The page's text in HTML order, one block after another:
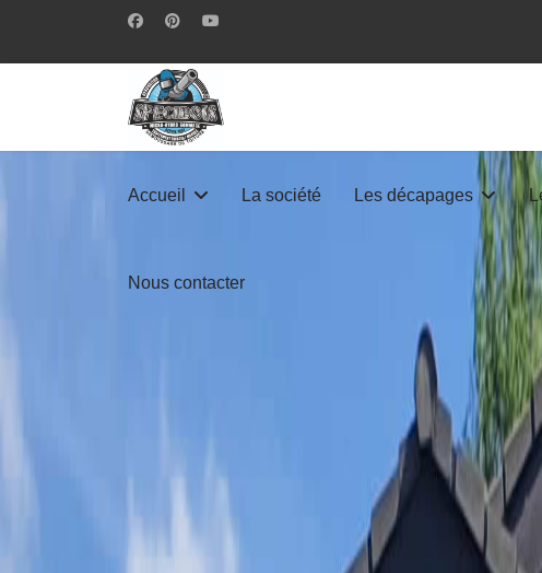
Accueil La société Les décapages
Nous contacter